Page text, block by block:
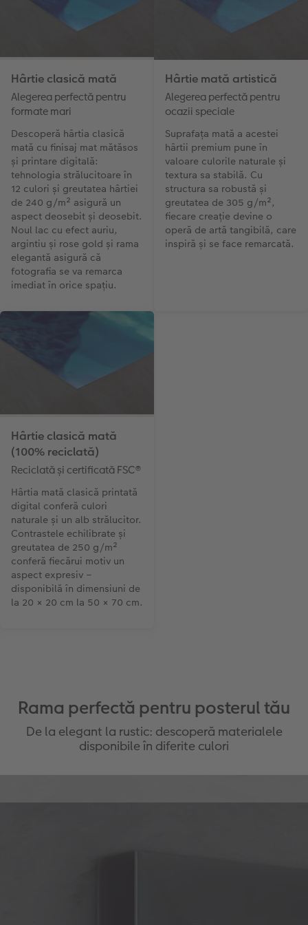
Hârtie clasică mată
Alegerea perfectă pentru
formate mari
Descoperă hârtia clasică
mată cu finisaj mat mătăsos
și printare digitală:
tehnologia strălucitoare în
12 culori și greutatea hârtiei
de 240 g/m² asigură un
aspect deosebit și deosebit.
Noul lac cu efect auriu,
argintiu și rose gold și rama
elegantă asigură că
fotografia se va remarca
imediat în orice spațiu.
Hârtie mată artistică
Alegerea perfectă pentru
ocazii speciale
Suprafața mată a acestei
hârtii premium pune în
valoare culorile naturale și
textura sa stabilă. Cu
structura sa robustă și
greutatea de 305 g/m²,
fiecare creație devine o
operă de artă tangibilă, care
inspiră și se face remarcată.
Hârtie clasică mată
(100% reciclată)
Reciclată și certificată FSC®
Hârtia mată clasică printată
digital conferă culori
naturale și un alb strălucitor.
Contrastele echilibrate și
greutatea de 250 g/m²
conferă fiecărui motiv un
aspect expresiv –
disponibilă în dimensiuni de
la 20 × 20 cm la 50 × 70 cm.
Rama perfectă pentru posterul tău
De la elegant la rustic: descoperă materialele
disponibile în diferite culori